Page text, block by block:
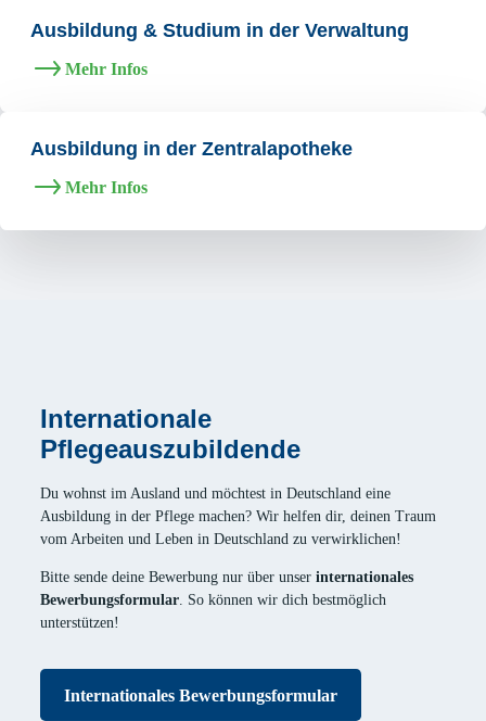
Ausbildung & Studium in der Verwaltung
Mehr Infos
Ausbildung in der Zentralapotheke
Mehr Infos
Internationale
Pflegeauszubildende
Du wohnst im Ausland und möchtest in Deutschland eine
Ausbildung in der Pflege machen? Wir helfen dir, deinen Traum
vom Arbeiten und Leben in Deutschland zu verwirklichen!
Bitte sende deine Bewerbung nur über unserinternationales
Bewerbungsformular. So können wir dich bestmöglich
unterstützen!
Internationales Bewerbungsformular